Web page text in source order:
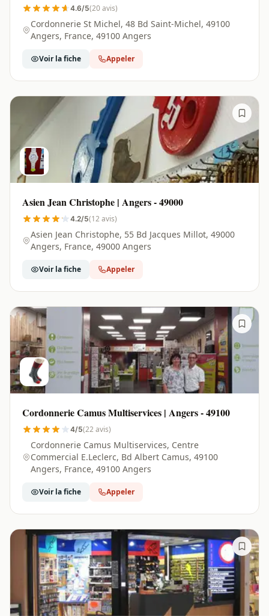
4.6/5(20 avis)
Cordonnerie St Michel, 48 Bd Saint-Michel, 49100
Angers, France, 49100 Angers
Voir la fiche Appeler
Asien Jean Christophe | Angers - 49000
4.2/5(12 avis)
Asien Jean Christophe, 55 Bd Jacques Millot, 49000
Angers, France, 49000 Angers
Voir la fiche Appeler
Cordonnerie Camus Multiservices | Angers - 49100
4/5(22 avis)
Cordonnerie Camus Multiservices, Centre
Commercial E.Leclerc, Bd Albert Camus, 49100
Angers, France, 49100 Angers
Voir la fiche Appeler